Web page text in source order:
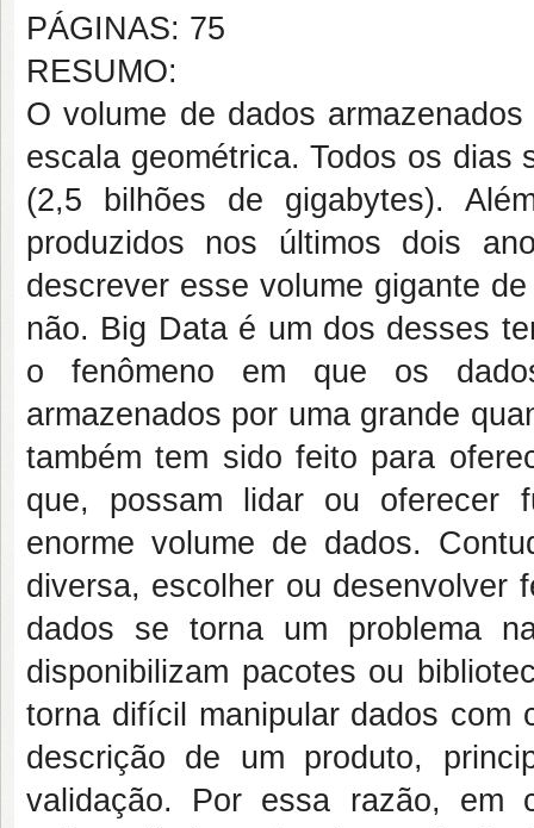
PÁGINAS: 75
RESUMO:
O volume de dados
escala geométrica. Todos os
(2,5 bilhões de gigabytes).
produzidos nos últimos dois
descrever esse volume gigante
não. Big Dataé um dos desses
o fenômeno em que os
armazenados por uma grande
também tem sido feito para
que, possam lidar ou oferecer
enorme volume de dados.
diversa, escolher ou desenvolver
dados se torna um problema
disponibilizam pacotes ou
torna difícil manipular dados com
descrição de um produto,
validação. Por essa razão, em